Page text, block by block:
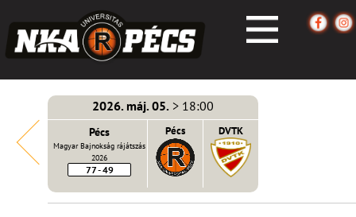
2026. máj. 05. > 18:00
Pécs
Magyar Bajnokság rájátszás
2026
77 - 49
Pécs DVTK